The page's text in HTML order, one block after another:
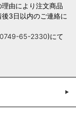
由により注文商品
3日以内のご連絡に
0749-65-2330)にて